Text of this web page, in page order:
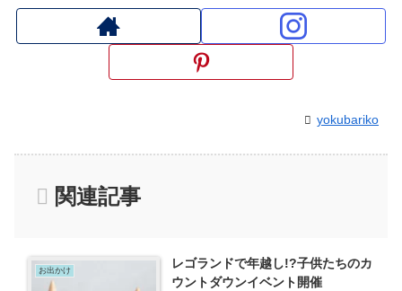
yokubariko
関連記事
お出かけ
レゴランドで年越し!?子供たちのカ
ウントダウンイベント開催